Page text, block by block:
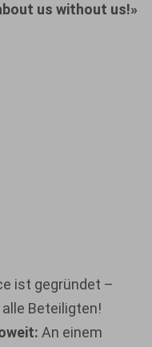
us without us!»
ist gegründet –
Beteiligten!
An einem